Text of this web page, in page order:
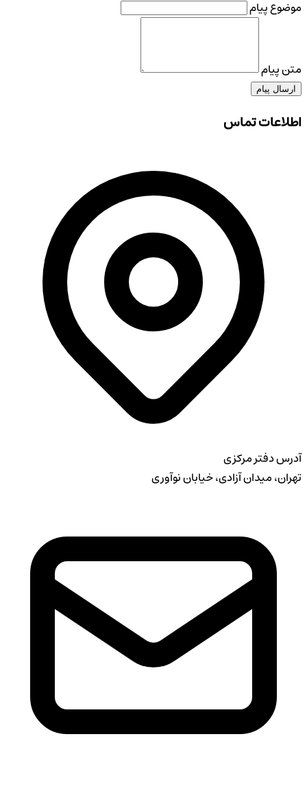
موضوع پیام
متن پیام
ارسال پیام
اطلاعات تماس
آدرس دفتر مرکزی
تهران، میدان آزادی، خیابان نوآوری